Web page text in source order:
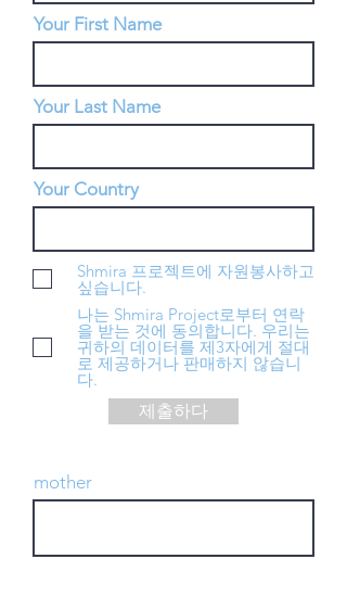
Your First Name
Your Last Name
Your Country
Shmira 프로젝트에 자원봉사하고
싶습니다.
나는 Shmira Project로부터 연락
을 받는 것에 동의합니다. 우리는
귀하의 데이터를 제3자에게 절대
로 제공하거나 판매하지 않습니
다.
제출하다
mother